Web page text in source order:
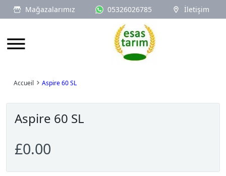
Mağazalarımız 05326026785 İletişim
Logo
Accueil Aspire 60 SL
Aspire 60 SL
£0.00